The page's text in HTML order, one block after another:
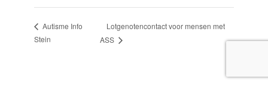
Autisme Info
Stein
Lotgenotencontact voor mensen met
ASS